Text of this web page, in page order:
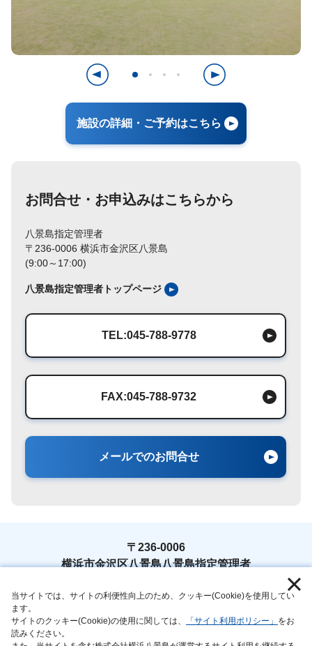
施設の詳細・ご予約はこちら
お問合せ・お申込みはこちらから
八景島指定管理者
〒236-0006 横浜市金沢区八景島
(9:00～17:00)
八景島指定管理者トップページ
TEL:045-788-9778
FAX:045-788-9732
メールでのお問合せ
当サイトでは、サイトの利便性向上のため、クッキー(Cookie)を使用してい
ます。
サイトのクッキー(Cookie)の使用に関しては、
「サイト利用ポリシー」 をお
読みください。
〒236-0006
横浜市金沢区八景島八景島指定管理者